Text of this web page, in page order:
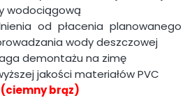
wodociągową
od płacenia planowanego
wody deszczowej
demontażu na zimę
jakości materiałów PVC
(ciemny brąz)